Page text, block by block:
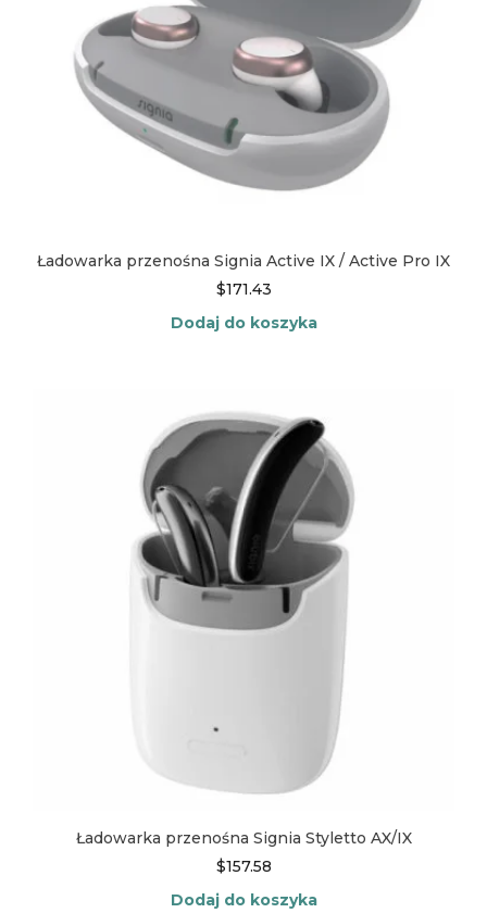
Ładowarka przenośna Signia Active IX / Active Pro IX
$171.43
Dodaj do koszyka
Ładowarka przenośna Signia Styletto AX/IX
$157.58
Dodaj do koszyka